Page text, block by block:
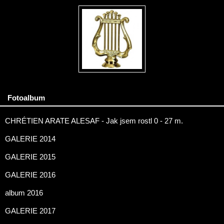
Fotoalbum
CHRÉTIEN ARATE ALESAF - Jak jsem rostl 0 - 27 m.
GALERIE 2014
GALERIE 2015
GALERIE 2016
album 2016
GALERIE 2017